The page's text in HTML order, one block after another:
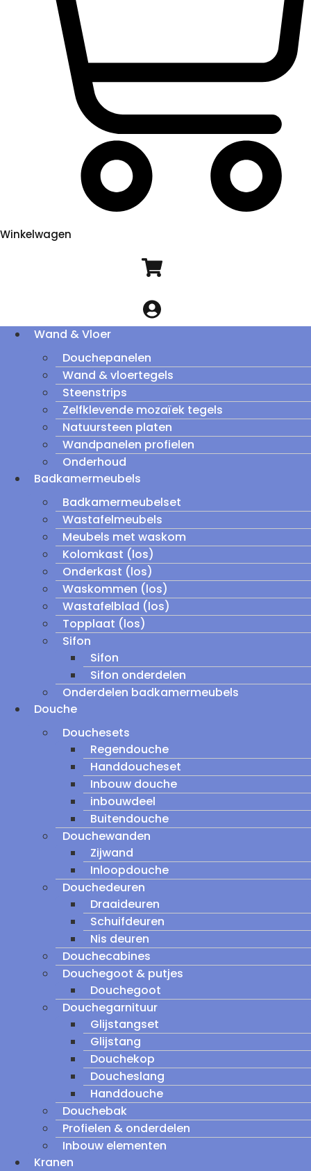
Winkelwagen
Wand & Vloer
Douchepanelen
Wand & vloertegels
Steenstrips
Zelfklevende mozaïek tegels
Natuursteen platen
Wandpanelen profielen
Onderhoud
Badkamermeubels
Badkamermeubelset
Wastafelmeubels
Meubels met waskom
Kolomkast (los)
Onderkast (los)
Waskommen (los)
Wastafelblad (los)
Topplaat (los)
Sifon
Sifon
Sifon onderdelen
Onderdelen badkamermeubels
Douche
Douchesets
Regendouche
Handdoucheset
Inbouw douche
inbouwdeel
Buitendouche
Douchewanden
Zijwand
Inloopdouche
Douchedeuren
Draaideuren
Schuifdeuren
Nis deuren
Douchecabines
Douchegoot & putjes
Douchegoot
Douchegarnituur
Glijstangset
Glijstang
Douchekop
Doucheslang
Handdouche
Douchebak
Profielen & onderdelen
Inbouw elementen
Kranen